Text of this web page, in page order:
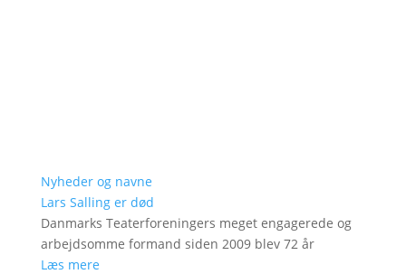
Nyheder og navne
Lars Salling er død
Danmarks Teaterforeningers meget engagerede og
arbejdsomme formand siden 2009 blev 72 år
Læs mere